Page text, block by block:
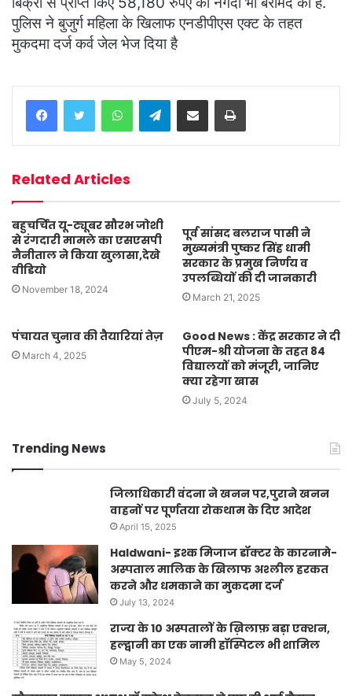
पुलिस ने बुजुर्ग महिला के खिलाफ एनडीपीएस एक्ट के तहत
मुकदमा दर्ज कर्व जेल भेज दिया है
WhatsAppTelegramShare via Email Print
Related Articles
बहुचर्चित यू-ट्यूबर सौरभ जोशी
से रंगदारी मामले का एसएसपी
नैनीताल ने किया खुलासा,देखे
वीडियो
November 18, 2024
पूर्व सांसद बलराज पासी ने
मुख्यमंत्री पुष्कर सिंह धामी
सरकार के प्रमुख निर्णय व
उपलब्धियों की दी जानकारी
March 21, 2025
पंचायत चुनाव की तैयारियां तेज़
March 4, 2025
Good News : केंद्र सरकार ने दी
पीएम-श्री योजना के तहत 84
विद्यालयों को मंजूरी, जानिए
क्या रहेगा खास
July 5, 2024
Trending News
जिलाधिकारी वंदना ने खनन पर,पुराने खनन
वाहनों पर पूर्णतया रोकथाम के दिए आदेश
April 15, 2025
Haldwani- इश्क मिजाज डॉक्टर के कारनामे-
अस्पताल मालिक के खिलाफ अश्लील हरकत
करने और धमकाने का मुकदमा दर्ज
July 13, 2024
राज्य के 10 अस्पतालों के ख़िलाफ़ बड़ा एक्शन,
हल्द्वानी का एक नामी हॉस्पिटल भी शामिल
May 5, 2024